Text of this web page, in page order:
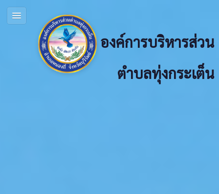
องค์การบริหารส่วน
ตำบลทุ่งกระเต็น